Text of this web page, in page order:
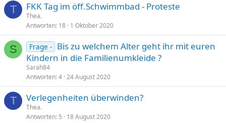
T FKK Tag im öff.Schwimmbad - Proteste
Thea.
Antworten 18 1 Oktober 2020
S Frage - Bis zu welchem Alter geht ihr mit euren
Kindern in die Familienumkleide ?
Sarah84
Antworten 4 24 August 2020
T Verlegenheiten überwinden?
Thea.
Antworten 5 18 August 2020